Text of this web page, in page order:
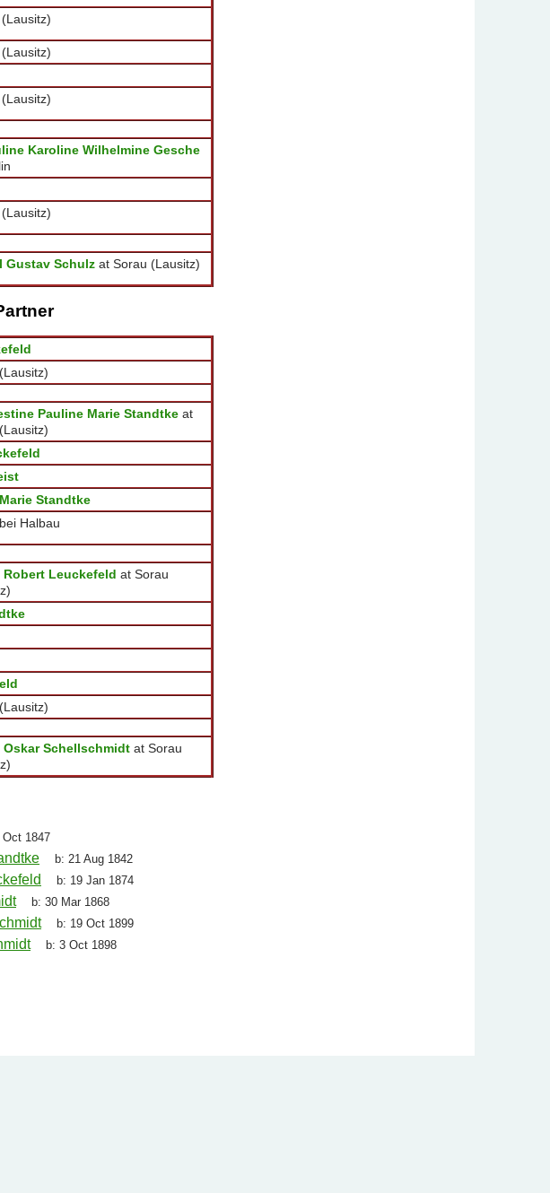
Karoline Wilhelmine Gesche
Gustav Schulz at Sorau (Lausitz)
Pauline Marie Standtke at
Standtke
Halbau
Robert Leuckefeld at Sorau
Oskar Schellschmidt at Sorau
Oct 1847
b:21 Aug 1842
b: 19 Jan 1874
b:30 Mar 1868
b: 19 Oct 1899
b:3 Oct 1898